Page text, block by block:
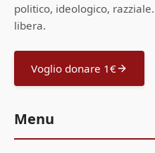
politico, ideologico,
libera.
Voglio donare 1€
Menu